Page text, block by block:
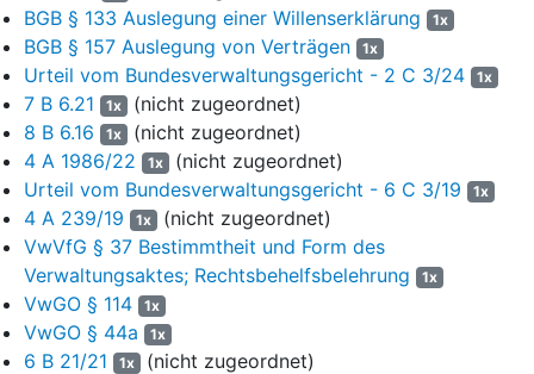
er in den Ruhestand getreten. Frau VRi’in LG a.D. B
(Zweitprüferin ZR III) war am 13. Juni 2017 für den Zeitraum
vom 30. Juni 2017 bis zum 29. Juni 2022 bestellt worden. Sie
trat am 1. Oktober 2019 in den Ruhestand. Herr VRiOVG a.D. C
(Zweitprüfer ÖR II) war am 19. Februar 2016 für den Zeitraum
vom 1. März 2016 bis zum 28. Februar 2021 zum Prüfer bestellt
worden und trat am 29. Februar 2016 in den Ruhestand.
7
Der Text der von der damaligen Präsidentin des
Gemeinsamen Prüfungsamtes unterzeichneten
Bestellungsurkunde lautet jeweils:
8
„Sehr geehrter Herr…/sehr geehrte Frau …,
gemäß der Übereinkunft der Länder Freie Hansestadt
BGB § 133 Auslegung einer Willenserklärung
1x
BGB § 157 Auslegung von Verträgen 1x
Urteil vom Bundesverwaltungsgericht - 2 C 3/24 1x
7 B 6.21 1x (nicht zugeordnet)
8 B 6.16
1x (nicht zugeordnet)
4 A 1986/22
1x (nicht zugeordnet)
Urteil vom Bundesverwaltungsgericht - 6 C 3/19
1x
4 A 239/19 1x (nicht zugeordnet)
VwVfG § 37 Bestimmtheit und Form des
Verwaltungsaktes; Rechtsbehelfsbelehrung
1x
VwGO § 114 1x
VwGO § 44a 1x
6 B 21/21 1x (nicht zugeordnet)